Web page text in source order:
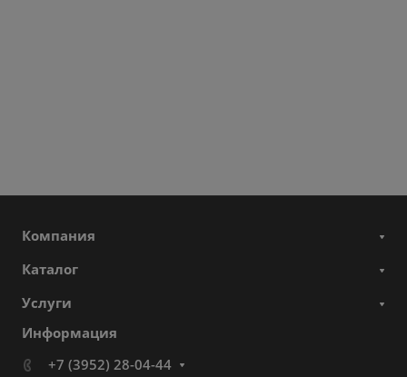
Компания
Каталог
Услуги
Информация
+7 (3952) 28-04-44